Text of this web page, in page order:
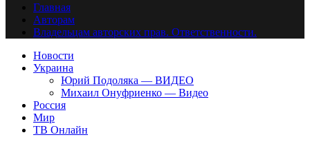
Главная
Авторам
Владельцам авторских прав. Ответственности.
Новости
Украина
Юрий Подоляка — ВИДЕО
Михаил Онуфриенко — Видео
Россия
Мир
ТВ Онлайн